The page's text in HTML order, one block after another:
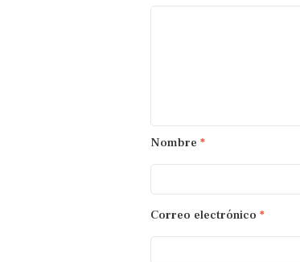
Nombre *
Correo electrónico *